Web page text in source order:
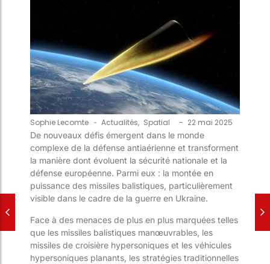
Sophie Lecomte - Actualités, Spatial - 22 mai 2025
De nouveaux défis émergent dans le monde
complexe de la défense antiaérienne et transforment
la manière dont évoluent la sécurité nationale et la
défense européenne. Parmi eux : la montée en
puissance des missiles balistiques, particulièrement
visible dans le cadre de la guerre en Ukraine.
Face à des menaces de plus en plus marquées telles
que les missiles balistiques manœuvrables, les
missiles de croisière hypersoniques et les véhicules
hypersoniques planants, les stratégies traditionnelles